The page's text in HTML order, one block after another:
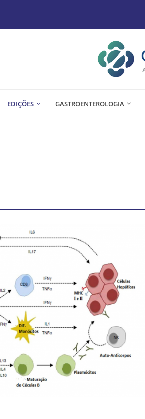
EDIÇÕES GASTROENTEROLOGIA